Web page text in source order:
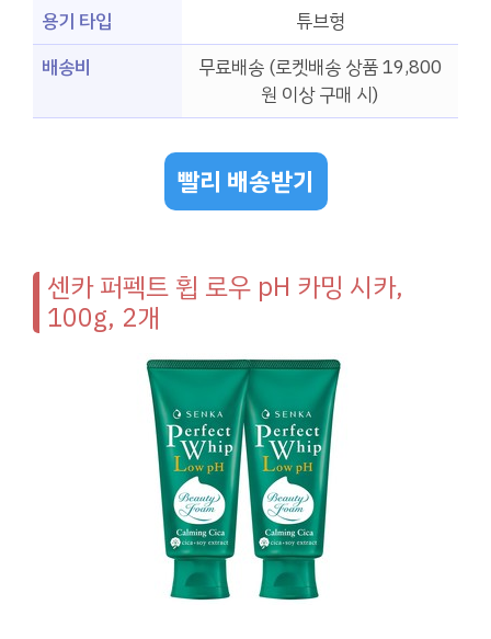
용기 타입
튜브형
배송비
무료배송 (로켓배송 상품 19,800
원 이상 구매 시)
빨리 배송받기
센카 퍼펙트 휩 로우 pH 카밍 시카,
100g, 2개